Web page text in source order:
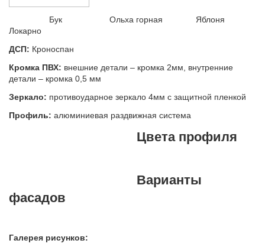
Бук Ольха горная Яблоня
Локарно
ДСП: Кроноспан
Кромка ПВХ: внешние детали – кромка 2мм, внутренние
детали – кромка 0,5 мм
Зеркало: противоударное зеркало 4мм с защитной пленкой
Профиль: алюминиевая раздвижная система
Цвета профиля
Варианты
фасадов
Галерея рисунков: